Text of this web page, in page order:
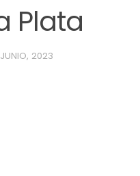
Plata
2023